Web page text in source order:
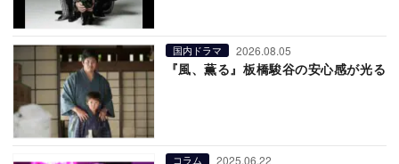
国内ドラマ 2026.08.05
『風、薫る』板橋駿谷の安心感が光る
コラム 2025.06.22